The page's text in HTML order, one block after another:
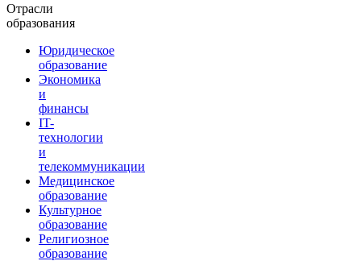
Отрасли
образования
Юридическое
образование
Экономика
и
финансы
IT-
технологии
и
телекоммуникации
Медицинское
образование
Культурное
образование
Религиозное
образование